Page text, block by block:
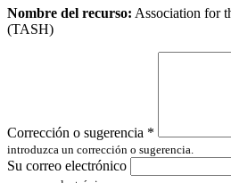
Leave
this
Nombre del recurso: Association for
(TASH)
Corrección o sugerencia *
introduzca un corrección o sugerencia.
Su correo electrónico